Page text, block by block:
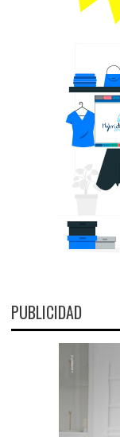
PUBLICIDAD